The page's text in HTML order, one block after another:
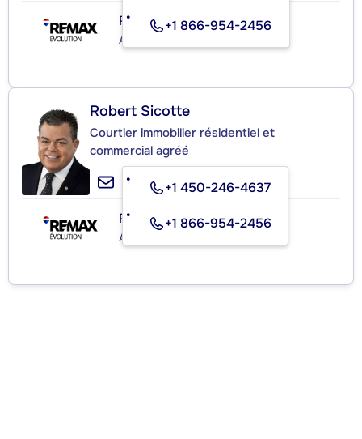
+1 866-954-2456
RE/MAX ÉVOLUTION INC.
Agence immobilière
Robert Sicotte
Courtier immobilier résidentiel et
commercial agréé
+1 450-246-4637
+1 866-954-2456
RE/MAX ÉVOLUTION INC.
Agence immobilière